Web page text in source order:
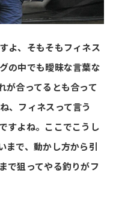
よ、そもそもフィネス
の中でも曖昧な言葉な
が合ってるとも合って
、フィネスって言う
すよね。ここでこうし
まで、動かし方から引
で狙ってやる釣りがフ